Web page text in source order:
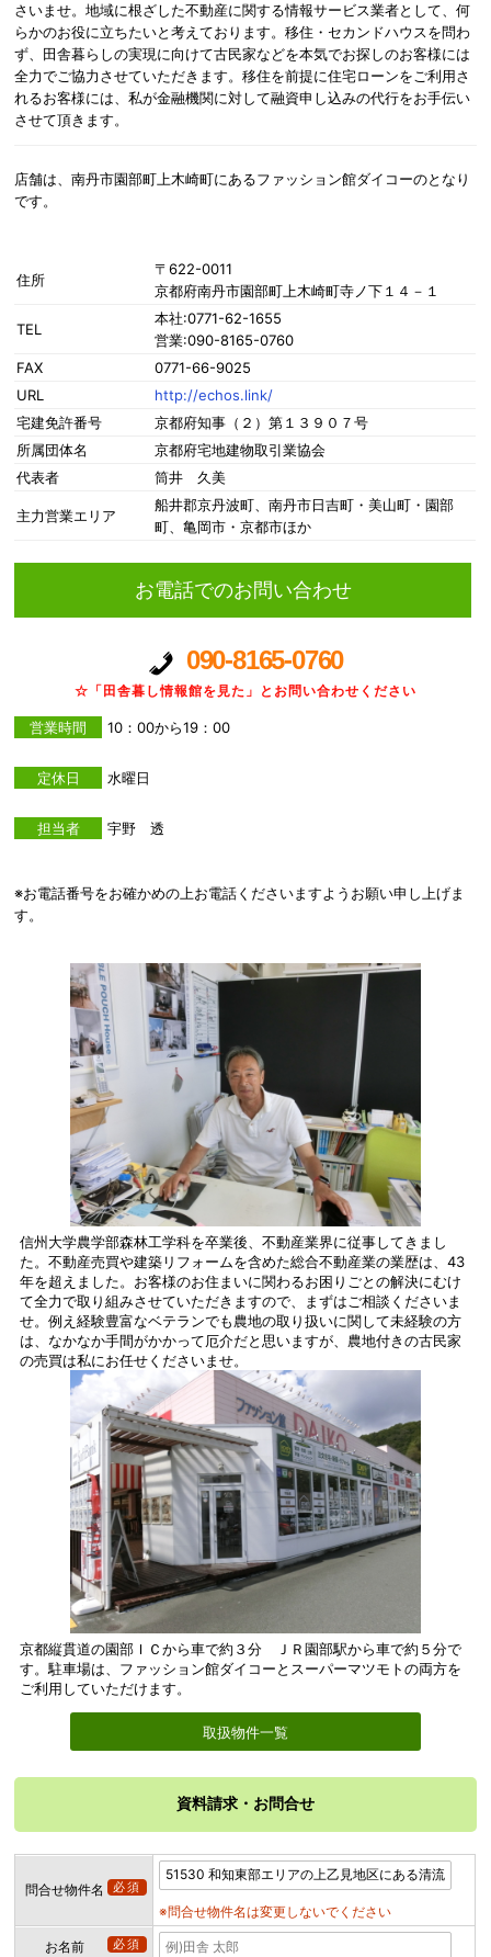
さいませ。地域に根ざした不動産に関する情報サービス業者として、何
らかのお役に立ちたいと考えております。移住・セカンドハウスを問わ
ず、田舎暮らしの実現に向けて古民家などを本気でお探しのお客様には
全力でご協力させていただきます。移住を前提に住宅ローンをご利用さ
れるお客様には、私が金融機関に対して融資申し込みの代行をお手伝い
させて頂きます。
店舗は、南丹市園部町上木崎町にあるファッション館ダイコーのとなり
です。
住所
〒622-0011
京都府南丹市園部町上木崎町寺ノ下１４－１
TEL
本社:0771-62-1655
営業:090-8165-0760
FAX
0771-66-9025
URL
http://echos.link/
宅建免許番号
京都府知事（２）第１３９０７号
所属団体名
京都府宅地建物取引業協会
代表者
筒井 久美
主力営業エリア
船井郡京丹波町、南丹市日吉町・美山町・園部
町、亀岡市・京都市ほか
お電話でのお問い合わせ
090-8165-0760
☆「田舎暮し情報館を見た」とお問い合わせください
営業時間 10：00から19：00
定休日 水曜日
担当者 宇野 透
※お電話番号をお確かめの上お電話くださいますようお願い申し上げま
す。
信州大学農学部森林工学科を卒業後、不動産業界に従事してきまし
た。不動産売買や建築リフォームを含めた総合不動産業の業歴は、43
年を超えました。お客様のお住まいに関わるお困りごとの解決にむけ
て全力で取り組みさせていただきますので、まずはご相談くださいま
せ。例え経験豊富なベテランでも農地の取り扱いに関して未経験の方
は、なかなか手間がかかって厄介だと思いますが、農地付きの古民家
の売買は私にお任せくださいませ。
京都縦貫道の園部ＩＣから車で約３分 ＪＲ園部駅から車で約５分で
す。駐車場は、ファッション館ダイコーとスーパーマツモトの両方を
ご利用していただけます。
取扱物件一覧
資料請求・お問合せ
問合せ物件名 必須
※問合せ物件名は変更しないでください
お名前 必須